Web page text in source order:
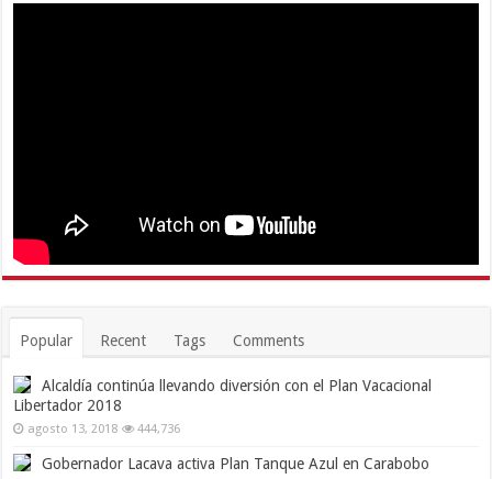
Popular Recent Tags Comments
Alcaldía continúa llevando diversión con el Plan Vacacional
Libertador 2018
agosto 13, 2018 444,736
Gobernador Lacava activa Plan Tanque Azul en Carabobo